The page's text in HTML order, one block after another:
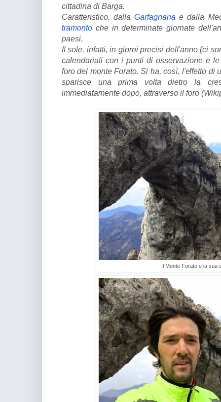
cittadina di Barga.
Caratteristico, dallaGarfagnana e dalla
tramonto che in determinate giornate
paesi.
Il sole, infatti, in giorni precisi dell'anno (ci
calendariali con i punti di osservazione e
foro del monte Forato. Si ha, così, l'effetto di
sparisce una prima volta dietro la
immediatamente dopo, attraverso il foro
Il Monte Forato e la sua